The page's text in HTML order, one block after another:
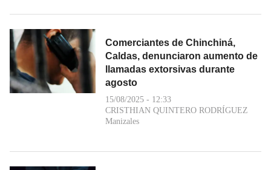
Comerciantes de Chinchiná,
Caldas, denunciaron aumento de
llamadas extorsivas durante
agosto
15/08/2025 - 12:33
CRISTHIAN QUINTERO RODRÍGUEZ
Manizales